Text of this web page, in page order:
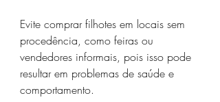
Evite comprar filhotes em locais sem
procedência, como feiras ou
vendedores informais, pois isso pode
resultar em problemas de saúde e
comportamento.